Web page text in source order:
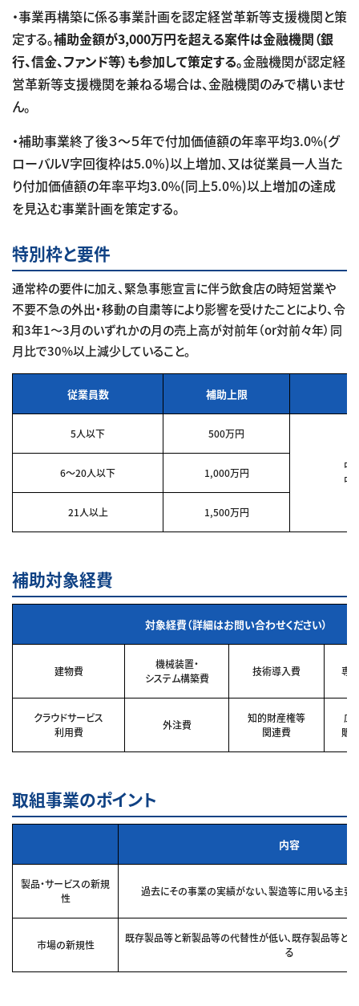
・事業再構築に係る事業計画を認定経営革新等支援機関と策
定する。補助金額が3,000万円を超える案件は金融機関（銀
行、信金、ファンド等）も参加して策定する。金融機関が認定経
営革新等支援機関を兼ねる場合は、金融機関のみで構いませ
ん。
・補助事業終了後３～５年で付加価値額の年率平均3.0%(グ
ローバルV字回復枠は5.0％)以上増加、又は従業員一人当た
り付加価値額の年率平均3.0%(同上5.0％)以上増加の達成
を見込む事業計画を策定する。
特別枠と要件
通常枠の要件に加え、緊急事態宣言に伴う飲食店の時短営業や
不要不急の外出・移動の自粛等により影響を受けたことにより、令
和3年1～3月のいずれかの月の売上高が対前年（or対前々年）同
月比で30%以上減少していること。
従業員数 補助上限
5人以下 500万円
中
中
6～20人以下 1,000万円
21人以上 1,500万円
補助対象経費
対象経費（詳細はお問い合わせください）
建物費
機械装置・
システム構築費
技術導入費 専
クラウドサービス
利用費
外注費
知的財産権等
関連費
広
販
取組事業のポイント
内容
製品・サービスの新規
性
過去にその事業の実績がない、製造等に用いる主要
市場の新規性
既存製品等と新製品等の代替性が低い、既存製品等と
る